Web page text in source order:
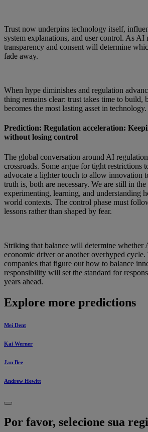
Trust now underpins technology itself,
system explanations, and user control. As
transparency and consent will determine
fade away.
When hype diminishes and regulation
thing remains clear: trust takes time to build,
becomes the most lasting asset in technology.
Prediction: Regulation acceleration:
without losing control
The global conversation around AI
crossroads. Some argue for tight restrictions
advocate a lighter touch to allow innovation
truth is, both are necessary. We are still in
experimenting, learning, and understanding
world contexts. The control phase must
lessons rather than shaped by fear.
Striking that balance will determine whether
economic driver or another overhyped cycle.
companies that figure out how to balance
responsibility will set the standard for
years ahead.
Explore more predictions
Mei Dent
Kai Werner
Jan Bee
Andrew Hewitt
Por favor, selecione sua